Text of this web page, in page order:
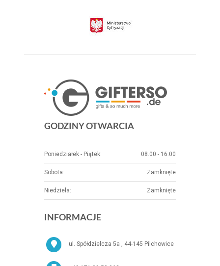
GODZINY OTWARCIA
Poniedziałek - Piątek: 08.00 - 16.00
Sobota: Zamknięte
Niedziela: Zamknięte
INFORMACJE
ul. Spółdzielcza 5a , 44-145 Pilchowice